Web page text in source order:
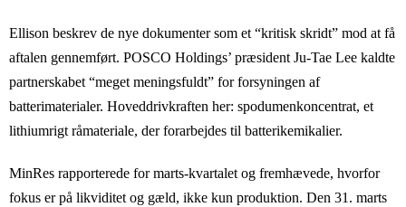
Ellison beskrev de nye dokumenter som et “kritisk skridt” mod at få
aftalen gennemført. POSCO Holdings’ præsident Ju-Tae Lee kaldte
partnerskabet “meget meningsfuldt” for forsyningen af
batterimaterialer. Hoveddrivkraften her: spodumenkoncentrat, et
lithiumrigt råmateriale, der forarbejdes til batterikemikalier.
MinRes rapporterede for marts-kvartalet og fremhævede, hvorfor
fokus er på likviditet og gæld, ikke kun produktion. Den 31. marts